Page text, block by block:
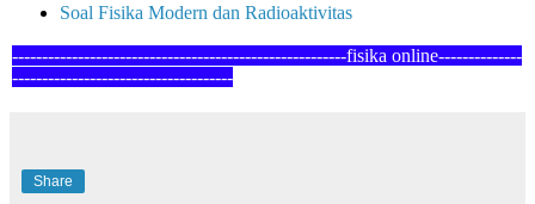
Soal Fisika Modern dan Radioaktivitas
--------------------------------------------------------fisika online--------------
-------------------------------------
Share